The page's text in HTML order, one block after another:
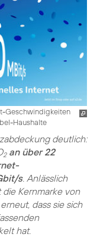
Geschwindigkeiten
Haushalte
deutlich:
2 an über 22
s. Anlässlich
Kernmarke von
dass sie sich
hat.